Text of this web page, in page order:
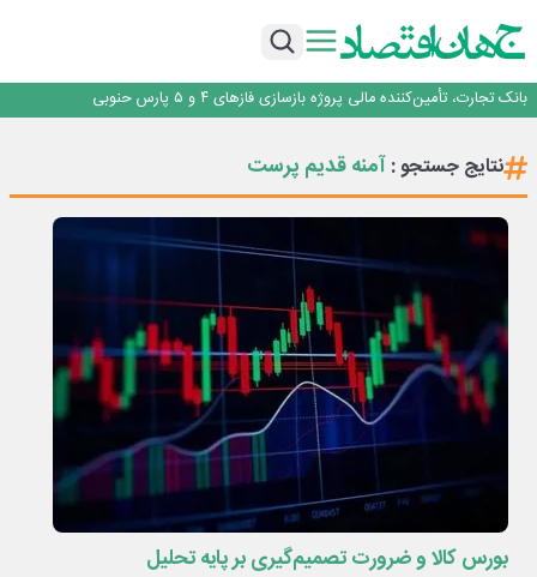
متا وارد رقابت ابزارهای هوش مصنوعی برنامه‌نویسی شد
منطقه‌ای
بانک تجارت، تأمین‌کننده مالی پروژه بازسازی فازهای ۴ و ۵ پارس حنوبی
برنده این رقابت داستان‌نویسی، انسان نبود!
متا وارد رقابت ابزارهای هوش مصنوعی برنامه‌نویسی شد
منطقه‌ای
بانک تجارت، تأمین‌کننده مالی پروژه بازسازی فازهای ۴ و ۵ پارس حنوبی
نتایج جستجو :آمنه قدیم پرست
بورس کالا و ضرورت تصمیم‌گیری بر پایه تحلیل